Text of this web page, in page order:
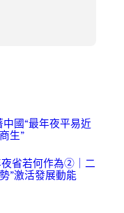
國“最年夜平易近
生”
夜省若何作為②｜二
”激活發展動能